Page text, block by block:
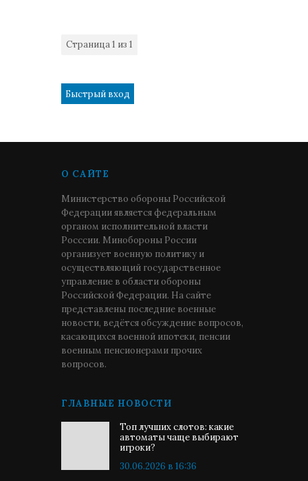
Страница1 из 1
О САЙТЕ
Министерство обороны Российской
Федерации является федеральным
органом исполнительной власти
Росссии. Минобороны России
организует военную политику и
осуществляющий государственное
управление в области обороны
Российской Федерации. На сайте
представлены последние военные
новости, ведётся обсуждение вопросов,
касающихся военной ипотеки, пенсии
военным пенсионерами прочих
вопросов.
ГЛАВНЫЕ НОВОСТИ
Топ лучших слотов: какие
автоматы чаще выбирают
игроки?
30.06.2026 в 16:36